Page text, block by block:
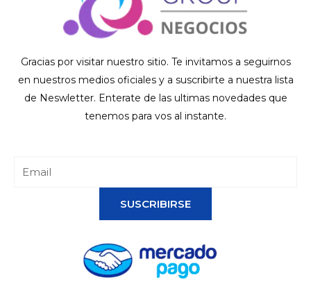
Gracias por visitar nuestro sitio. Te invitamos a seguirnos
en nuestros medios oficiales y a suscribirte a nuestra lista
de Neswletter. Enterate de las ultimas novedades que
tenemos para vos al instante.
SUSCRIBIRSE